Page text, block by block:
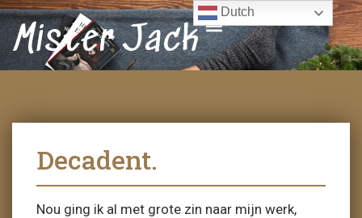
Mister Jack
Decadent.
Nou ging ik al met grote zin naar mijn werk,
Dutch